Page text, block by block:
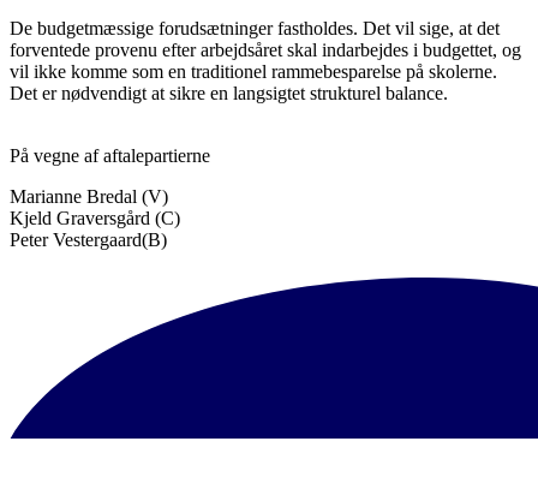
De budgetmæssige forudsætninger fastholdes. Det vil sige, at det
forventede provenu efter arbejdsåret skal indarbejdes i budgettet, og
vil ikke komme som en traditionel rammebesparelse på skolerne.
Det er nødvendigt at sikre en langsigtet strukturel balance.
På vegne af aftalepartierne
Marianne Bredal (V)
Kjeld Graversgård (C)
Peter Vestergaard(B)